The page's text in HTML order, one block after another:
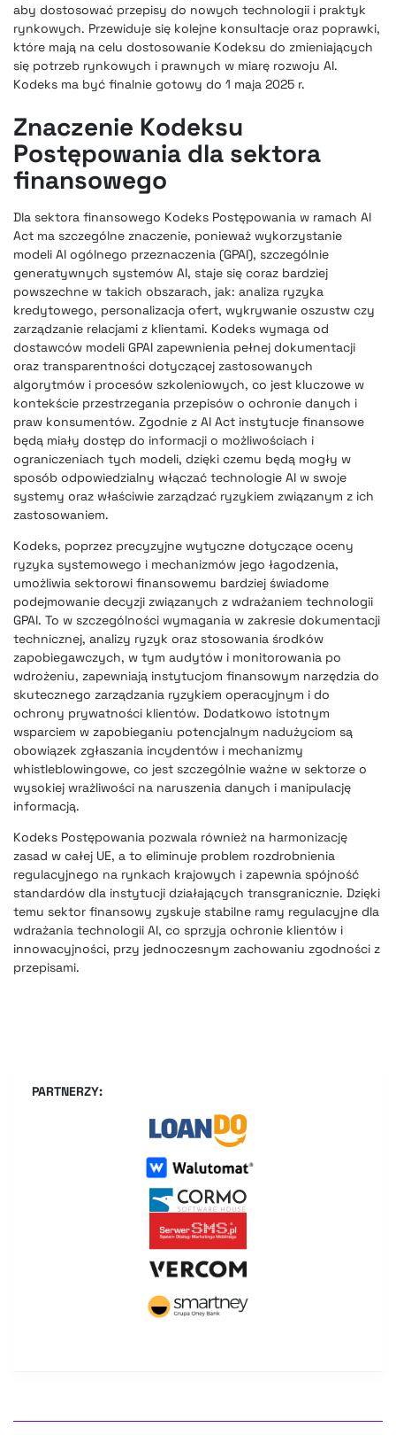
aby dostosować przepisy do nowych technologii i praktyk
rynkowych. Przewiduje się kolejne konsultacje oraz poprawki,
które mają na celu dostosowanie Kodeksu do zmieniających
się potrzeb rynkowych i prawnych w miarę rozwoju AI.
Kodeks ma być finalnie gotowy do 1 maja 2025 r.
Znaczenie Kodeksu
Postępowania dla sektora
finansowego
Dla sektora finansowego Kodeks Postępowania w ramach AI
Act ma szczególne znaczenie, ponieważ wykorzystanie
modeli AI ogólnego przeznaczenia (GPAI), szczególnie
generatywnych systemów AI, staje się coraz bardziej
powszechne w takich obszarach, jak: analiza ryzyka
kredytowego, personalizacja ofert, wykrywanie oszustw czy
zarządzanie relacjami z klientami. Kodeks wymaga od
dostawców modeli GPAI zapewnienia pełnej dokumentacji
oraz transparentności dotyczącej zastosowanych
algorytmów i procesów szkoleniowych, co jest kluczowe w
kontekście przestrzegania przepisów o ochronie danych i
praw konsumentów. Zgodnie z AI Act instytucje finansowe
będą miały dostęp do informacji o możliwościach i
ograniczeniach tych modeli, dzięki czemu będą mogły w
sposób odpowiedzialny włączać technologie AI w swoje
systemy oraz właściwie zarządzać ryzykiem związanym z ich
zastosowaniem.
Kodeks, poprzez precyzyjne wytyczne dotyczące oceny
ryzyka systemowego i mechanizmów jego łagodzenia,
umożliwia sektorowi finansowemu bardziej świadome
podejmowanie decyzji związanych z wdrażaniem technologii
GPAI. To w szczególności wymagania w zakresie dokumentacji
technicznej, analizy ryzyk oraz stosowania środków
zapobiegawczych, w tym audytów i monitorowania po
wdrożeniu, zapewniają instytucjom finansowym narzędzia do
skutecznego zarządzania ryzykiem operacyjnym i do
ochrony prywatności klientów. Dodatkowo istotnym
wsparciem w zapobieganiu potencjalnym nadużyciom są
obowiązek zgłaszania incydentów i mechanizmy
whistleblowingowe, co jest szczególnie ważne w sektorze o
wysokiej wrażliwości na naruszenia danych i manipulację
informacją.
Kodeks Postępowania pozwala również na harmonizację
zasad w całej UE, a to eliminuje problem rozdrobnienia
regulacyjnego na rynkach krajowych i zapewnia spójność
standardów dla instytucji działających transgranicznie. Dzięki
temu sektor finansowy zyskuje stabilne ramy regulacyjne dla
wdrażania technologii AI, co sprzyja ochronie klientów i
innowacyjności, przy jednoczesnym zachowaniu zgodności z
przepisami.
PARTNERZY: